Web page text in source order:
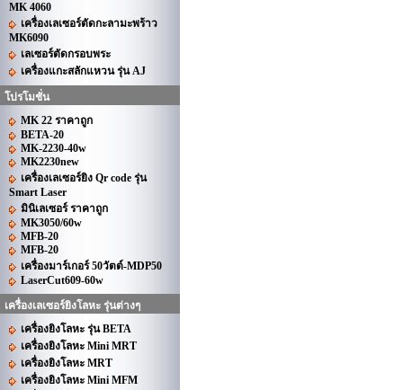
MK 4060
เครื่องเลเซอร์ตัดกะลามะพร้าว
MK6090
เลเซอร์ตัดกรอบพระ
เครื่องแกะสลักแหวน รุ่น AJ
โปรโมชั่น
MK 22 ราคาถูก
BETA-20
MK-2230-40w
MK2230new
เครื่องเลเซอร์ยิง Qr code รุ่น
Smart Laser
มินิเลเซอร์ ราคาถูก
MK3050/60w
MFB-20
MFB-20
เครื่องมาร์เกอร์ 50วัตต์-MDP50
LaserCut609-60w
เครื่องเลเซอร์ยิงโลหะ รุ่นต่างๆ
เครื่องยิงโลหะ รุ่น BETA
เครื่องยิงโลหะ Mini MRT
เครื่องยิงโลหะ MRT
เครื่องยิงโลหะ Mini MFM